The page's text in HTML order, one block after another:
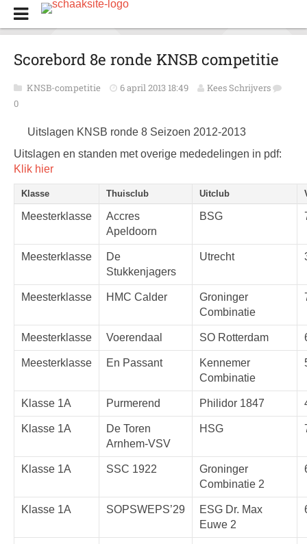
Scorebord 8e ronde KNSB competitie
KNSB-competitie 6 april 2013 18:49
Kees Schrijvers
0
Uitslagen KNSB ronde 8 Seizoen 2012-2013
Uitslagen en standen met overige mededelingen in pdf:
Klik hier
Klasse Thuisclub Uitclub
Meesterklasse
Accres
Apeldoorn
BSG
Meesterklasse
De
Stukkenjagers
Utrecht
Meesterklasse HMC Calder
Groninger
Combinatie
Meesterklasse Voerendaal SO Rotterdam
Meesterklasse En Passant
Kennemer
Combinatie
Klasse 1A Purmerend Philidor 1847
Klasse 1A
De Toren
Arnhem-VSV
HSG
Klasse 1A SSC 1922
Groninger
Combinatie 2
Klasse 1A SOPSWEPS’29
ESG Dr. Max
Euwe 2